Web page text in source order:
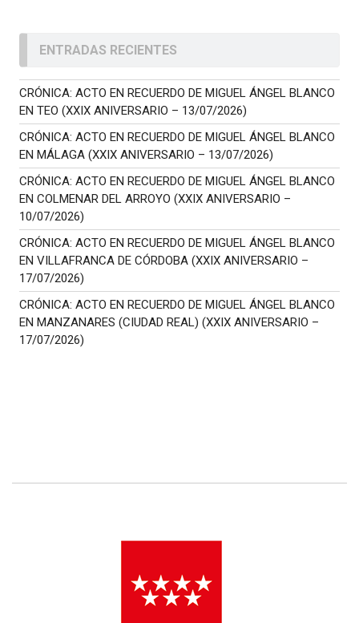
ENTRADAS RECIENTES
CRÓNICA: ACTO EN RECUERDO DE MIGUEL ÁNGEL BLANCO
EN TEO (XXIX ANIVERSARIO – 13/07/2026)
CRÓNICA: ACTO EN RECUERDO DE MIGUEL ÁNGEL BLANCO
EN MÁLAGA (XXIX ANIVERSARIO – 13/07/2026)
CRÓNICA: ACTO EN RECUERDO DE MIGUEL ÁNGEL BLANCO
EN COLMENAR DEL ARROYO (XXIX ANIVERSARIO –
10/07/2026)
CRÓNICA: ACTO EN RECUERDO DE MIGUEL ÁNGEL BLANCO
EN VILLAFRANCA DE CÓRDOBA (XXIX ANIVERSARIO –
17/07/2026)
CRÓNICA: ACTO EN RECUERDO DE MIGUEL ÁNGEL BLANCO
EN MANZANARES (CIUDAD REAL) (XXIX ANIVERSARIO –
17/07/2026)